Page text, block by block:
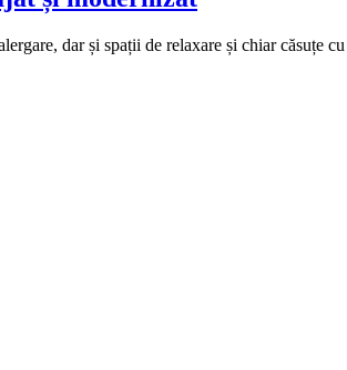
dar și spații de relaxare și chiar căsuțe